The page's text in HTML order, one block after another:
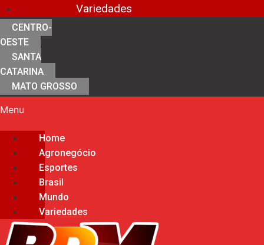
Variedades
CENTRO-
OESTE
SANTA
CATARINA
MATO GROSSO
Menu
Home
Agronegócio
Esportes
Brasil
Mundo
Variedades